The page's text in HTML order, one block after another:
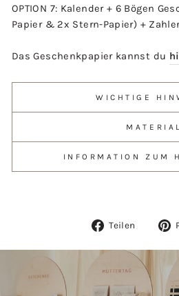
OPTION 7: Kalender + 6 Bögen
Papier & 2x Stern-Papier) +
Das Geschenkpapier kannst du
WICHTIGE
MATERIAL
INFORMATION ZUM
Teilen
Auf